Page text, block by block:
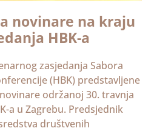
novinare na kraju
HBK-a
zasjedanja Sabora
(HBK) predstavljene
održanoj 30. travnja
a u Zagrebu. Predsjednik
društvenih